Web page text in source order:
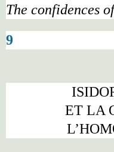
The confidences
9
ET LA
L’